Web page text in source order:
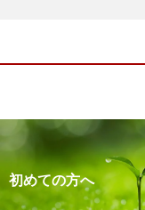
初めての方へ